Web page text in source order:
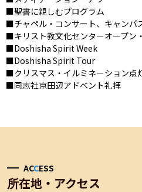
■聖書に親しむプログラム
■チャペル・コンサート、キャンパ
■キリスト教文化センターオープン
■Doshisha Spirit Week
■Doshisha Spirit Tour
■クリスマス・イルミネーション点
■同志社京田辺アドベント礼拝
ACCESS
所在地・アクセス